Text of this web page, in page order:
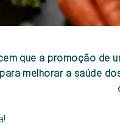
que a promoção de
melhorar a saúde